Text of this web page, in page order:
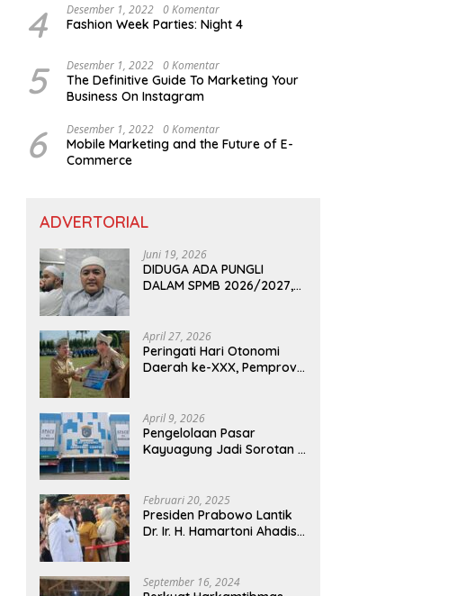
4 Desember 1, 2022 0 Komentar
Fashion Week Parties: Night 4
5 Desember 1, 2022 0 Komentar
The Definitive Guide To Marketing Your
Business On Instagram
6 Desember 1, 2022 0 Komentar
Mobile Marketing and the Future of E-
Commerce
ADVERTORIAL
Juni 19, 2026
DIDUGA ADA PUNGLI
DALAM SPMB 2026/2027,
AKAN DITINDAK TEGAS
April 27, 2026
Peringati Hari Otonomi
Daerah ke-XXX, Pemprov
Kemandirian Fiskal
April 9, 2026
Pengelolaan Pasar
Kayuagung Jadi Sorotan –
Oknum Dishub dan
Perdagangan
Februari 20, 2025
Presiden Prabowo Lantik
Dr. Ir. H. Hamartoni Ahadis,
Wakil Bupati Lampung
September 16, 2024